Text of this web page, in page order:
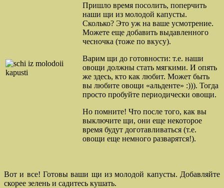
Пришло время посолить, поперчить
наши щи из молодой капусты.
Сколько? Это уж на ваше усмотрение.
Можете еще добавить выдавленного
чесночка (тоже по вкусу).
Варим щи до готовности: т.е. наши
овощи должны стать мягкими. И опять
же здесь, кто как любит. Может быть
вы любите овощи «альденте» :))). Тогда
просто пробуйте периодически овощи.
Но помните! Что после того, как вы
выключите щи, они еще некоторое
время будут доготавливаться (т.е.
овощи еще немного разварятся!).
Вот и все! Готовы ваши щи из молодой капусты. Добавляйте
скорее зелень и садитесь кушать.